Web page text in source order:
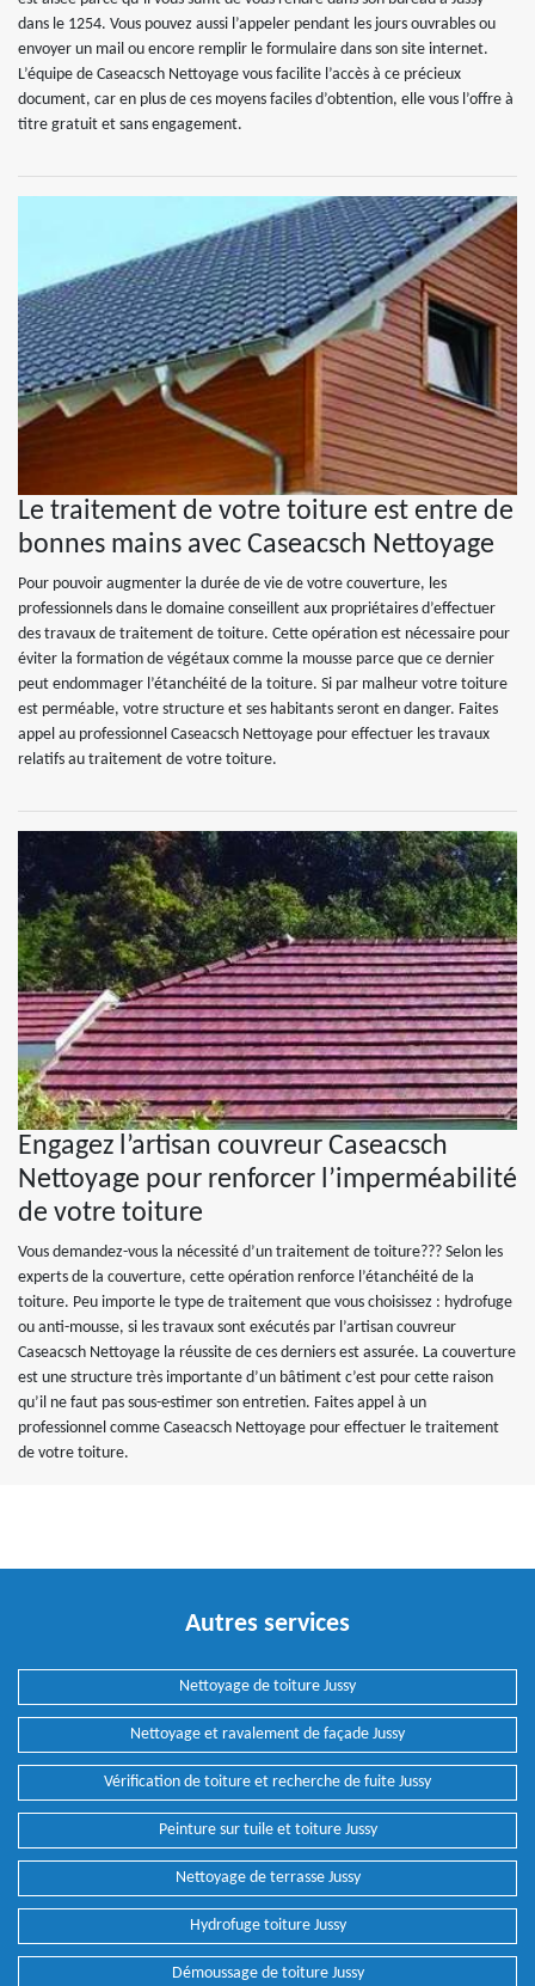
dans le 1254. Vous pouvez aussi l’appeler pendant les jours ouvrables ou
envoyer un mail ou encore remplir le formulaire dans son site internet.
L’équipe de Caseacsch Nettoyage vous facilite l’accès à ce précieux
document, car en plus de ces moyens faciles d’obtention, elle vous l’offre à
titre gratuit et sans engagement.
Le traitement de votre toiture est entre de
bonnes mains avec Caseacsch Nettoyage
Pour pouvoir augmenter la durée de vie de votre couverture, les
professionnels dans le domaine conseillent aux propriétaires d’effectuer
des travaux de traitement de toiture. Cette opération est nécessaire pour
éviter la formation de végétaux comme la mousse parce que ce dernier
peut endommager l’étanchéité de la toiture. Si par malheur votre toiture
est perméable, votre structure et ses habitants seront en danger. Faites
appel au professionnel Caseacsch Nettoyage pour effectuer les travaux
relatifs au traitement de votre toiture.
Engagez l’artisan couvreur Caseacsch
Nettoyage pour renforcer l’imperméabilité
de votre toiture
Vous demandez-vous la nécessité d’un traitement de toiture??? Selon les
experts de la couverture, cette opération renforce l’étanchéité de la
toiture. Peu importe le type de traitement que vous choisissez : hydrofuge
ou anti-mousse, si les travaux sont exécutés par l’artisan couvreur
Caseacsch Nettoyage la réussite de ces derniers est assurée. La couverture
est une structure très importante d’un bâtiment c’est pour cette raison
qu’il ne faut pas sous-estimer son entretien. Faites appel à un
professionnel comme Caseacsch Nettoyage pour effectuer le traitement
de votre toiture.
Autres services
Nettoyage de toiture Jussy
Nettoyage et ravalement de façade Jussy
Vérification de toiture et recherche de fuite Jussy
Peinture sur tuile et toiture Jussy
Nettoyage de terrasse Jussy
Hydrofuge toiture Jussy
Démoussage de toiture Jussy